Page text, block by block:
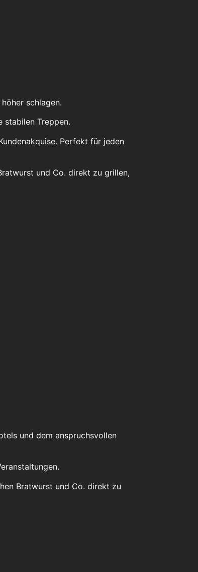
schlagen.
stabilen Treppen.
Perfekt für jeden
und Co. direkt zu grillen,
und dem anspruchsvollen
Bratwurst und Co. direkt zu